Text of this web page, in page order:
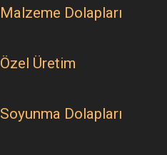
Malzeme Dolapları
Özel Üretim
Soyunma Dolapları